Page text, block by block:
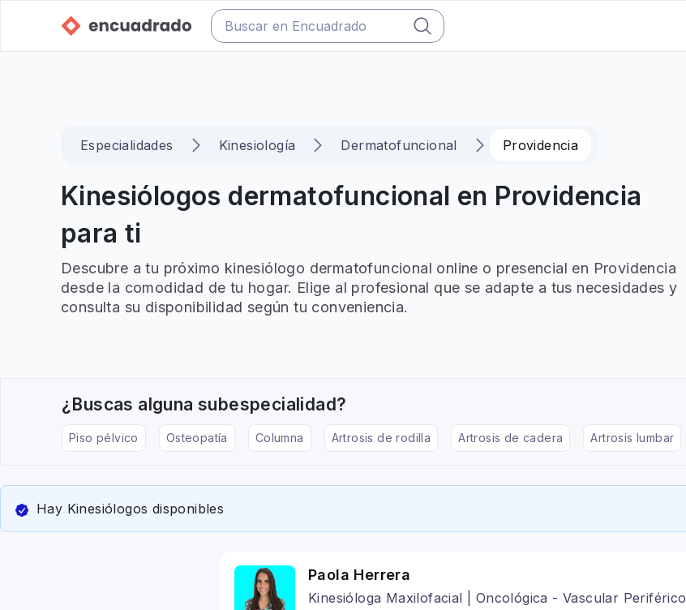
Especialidades Kinesiología Dermatofuncional Providencia
Kinesiólogos dermatofuncional en Providencia
para ti
Descubre a tu próximo kinesiólogo dermatofuncional online o presencial en Providencia
desde la comodidad de tu hogar. Elige al profesional que se adapte a tus necesidades y
consulta su disponibilidad según tu conveniencia.
¿Buscas alguna subespecialidad?
Piso pélvico Osteopatía Columna Artrosis de rodilla Artrosis de cadera Artrosis lumbar
Hay Kinesiólogos disponibles
Paola Herrera
Kinesióloga Maxilofacial | Oncológica - Vascular Periférico